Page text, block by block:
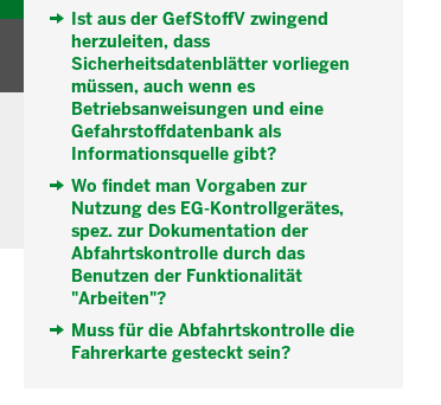
Ist aus der GefStoffV zwingend
herzuleiten, dass
Sicherheitsdatenblätter vorliegen
müssen, auch wenn es
Betriebsanweisungen und eine
Gefahrstoffdatenbank als
Informationsquelle gibt?
Wo findet man Vorgaben zur
Nutzung des EG-Kontrollgerätes,
spez. zur Dokumentation der
Abfahrtskontrolle durch das
Benutzen der Funktionalität
"Arbeiten"?
Muss für die Abfahrtskontrolle die
Fahrerkarte gesteckt sein?